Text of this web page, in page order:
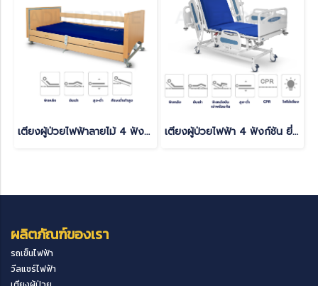
เตียงผู้ป่วยไฟฟ้าลายไม้ 4 ฟังก์ชั่น (USA) ยี่ห้อ Invacare รุ่น Medley Ergo Low เตียงผู้ป่วยไฟฟ้า 4 ฟังก์ชัน ยี่ห้อ Caretek รุ่นปีกนก Snowy - S4
ผลิตภัณฑ์ของเรา
รถเข็นไฟฟ้า
วีลแชร์ไฟฟ้า